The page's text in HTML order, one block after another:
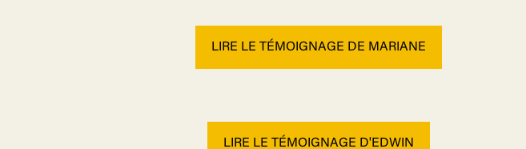
LIRE LE TÉMOIGNAGE DE MARIANE
LIRE LE TÉMOIGNAGE D'EDWIN